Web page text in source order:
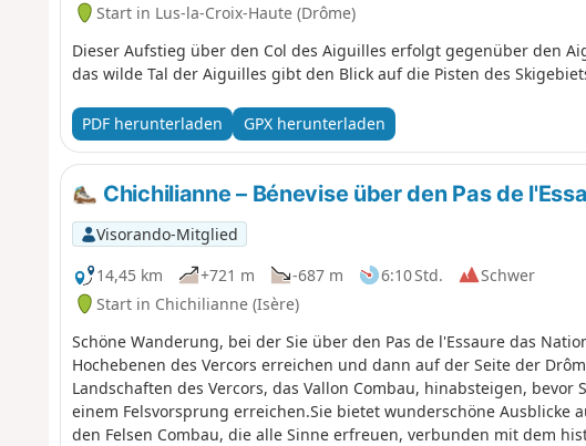
Start in Lus-la-Croix-Haute (Drôme)
Dieser Aufstieg über den Col des Aiguilles erfolgt gegenüber den
das wilde Tal der Aiguilles gibt den Blick auf die Pisten des
PDF herunterladen GPX herunterladen
Chichilianne – Bénevise über den Pas de
Visorando-Mitglied
14,45 km
+721 m -687 m 6:10 Std.
Schwer
Start in Chichilianne (Isère)
Schöne Wanderung, bei der Sie über den Pas de l'Essaure das
Hochebenen des Vercors erreichen und dann auf der Seite der
Landschaften des Vercors, das Vallon Combau, hinabsteigen, bevor
einem Felsvorsprung erreichen.Sie bietet wunderschöne Ausblicke
den Felsen Combau, die alle Sinne erfreuen, verbunden mit dem